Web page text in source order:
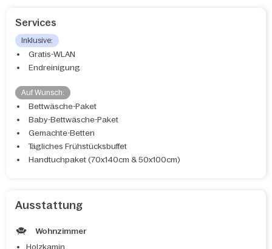
Services
Inklusive:
Gratis-WLAN
Endreinigung
Auf Wunsch:
Bettwäsche-Paket
Baby-Bettwäsche-Paket
Gemachte-Betten
Tägliches Frühstücksbuffet
Handtuchpaket (70x140cm & 50x100cm)
Ausstattung
Wohnzimmer
Holzkamin